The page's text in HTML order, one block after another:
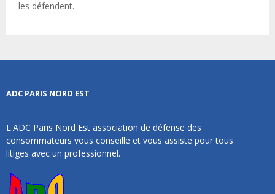
les défendent.
ADC PARIS NORD EST
L'ADC Paris Nord Est association de défense des
consommateurs vous conseille et vous assiste pour tous
litiges avec un professionnel.